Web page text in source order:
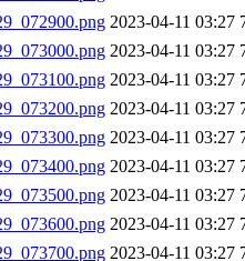
2023-04-11 03:27
2023-04-11 03:27
2023-04-11 03:27
2023-04-11 03:27
2023-04-11 03:27
2023-04-11 03:27
2023-04-11 03:27
2023-04-11 03:27
2023-04-11 03:27